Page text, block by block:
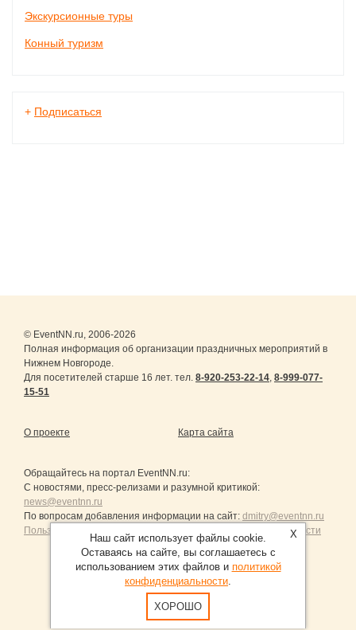
Экскурсионные туры
Конный туризм
+ Подписаться
© EventNN.ru, 2006-2026
Полная информация об организации праздничных мероприятий в
Нижнем Новгороде.
Для посетителей старше 16 лет. тел. 8-920-253-22-14, 8-999-077-
15-51
О проекте Карта сайта
Обращайтесь на портал EventNN.ru:
С новостями, пресс-релизами и разумной критикой:
news@eventnn.ru
По вопросам добавления информации на сайт: dmitry@eventnn.ru
Пользовательское Соглашение и политика конфиденциальности
Продвижение сайтов Санкт-Петербург
X
Наш сайт использует файлы cookie.
Оставаясь на сайте, вы соглашаетесь с
использованием этих файлов и политикой
конфиденциальности.
ХОРОШО